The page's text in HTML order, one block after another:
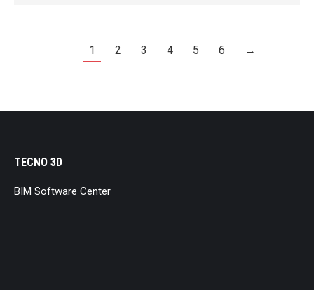
1 2 3 4 5 6 →
TECNO 3D
BIM Software Center